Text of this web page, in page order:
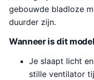
gebouwde bladloze
duurder zijn.
Wanneer is dit
Je slaapt licht
stille ventilator